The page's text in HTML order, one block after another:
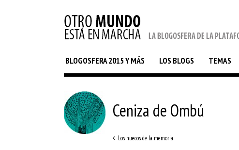
BLOGOSFERA 2015 Y MÁS LOS BLOGS TEMAS
Ceniza de Ombú
Los huecos de la memoria